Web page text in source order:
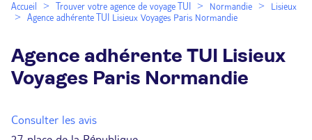
Accueil Trouver votre agence de voyage TUI Normandie
Lisieux
Agence adhérente TUI Lisieux Voyages Paris Normandie
Agence adhérente TUI Lisieux
Voyages Paris Normandie
Consulter les avis